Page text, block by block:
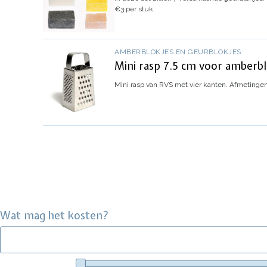
€3 per stuk.
AMBERBLOKJES EN GEURBLOKJES
Mini rasp 7.5 cm voor
Mini rasp van RVS met vier kanten.
Wat mag het kosten?